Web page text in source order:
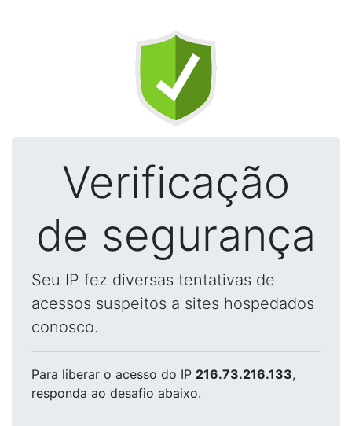
Verificação
de segurança
Seu IP fez diversas tentativas de
acessos suspeitos a sites hospedados
conosco.
Para liberar o acesso do IP 216.73.216.133,
responda ao desafio abaixo.